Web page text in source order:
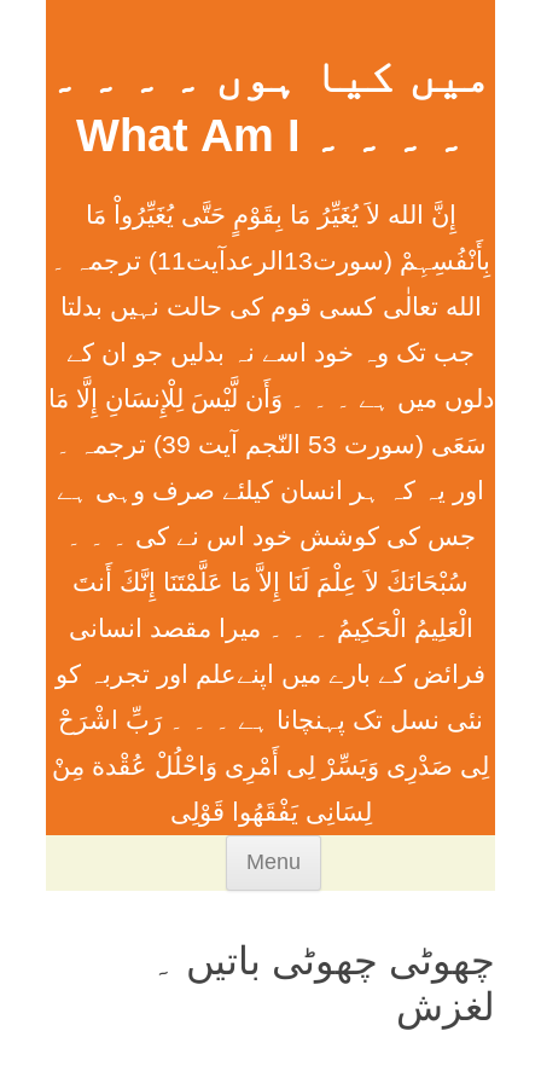
میں کیا ہوں ۔ ۔ ۔ ۔
۔ ۔ ۔ ۔ What Am I
إِنَّ الله لاَ يُغَيِّرُ مَا بِقَوْمٍ حَتَّی يُغَيِّرُواْ مَا
بِأَنْفُسِہِمْ (سورت13الرعدآیت11) ترجمہ ۔
الله تعالٰی کسی قوم کی حالت نہیں بدلتا
جب تک وہ خود اسے نہ بدلیں جو ان کے
دلوں میں ہے ۔ ۔ ۔ وَأَن لَّيْسَ لِلْإِنسَانِ إِلَّا مَا
سَعَی (سورت 53 النّجم آیت 39) ترجمہ ۔
اور یہ کہ ہر انسان کیلئے صرف وہی ہے
جس کی کوشش خود اس نے کی ۔ ۔ ۔
سُبْحَانَكَ لاَ عِلْمَ لَنَا إِلاَّ مَا عَلَّمْتَنَا إِنَّكَ أَنتَ
الْعَلِيمُ الْحَكِيمُ ۔ ۔ ۔ ميرا مقصد انسانی
فرائض کے بارے میں اپنےعلم اور تجربہ کو
نئی نسل تک پہنچانا ہے ۔ ۔ ۔ رَبِّ اشْرَحْ
لِی صَدْرِی وَيَسِّرْ لِی أَمْرِی وَاحْلُلْ عُقْدة مِنْ
لِسَانِی يَفْقَھُوا قَوْلِی
Menu
content
چھوٹی چھوٹی باتیں ۔
لغزش